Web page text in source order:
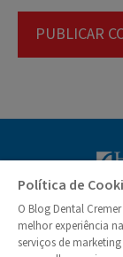
Política de
O Blog Dental
melhor experiência
serviços de